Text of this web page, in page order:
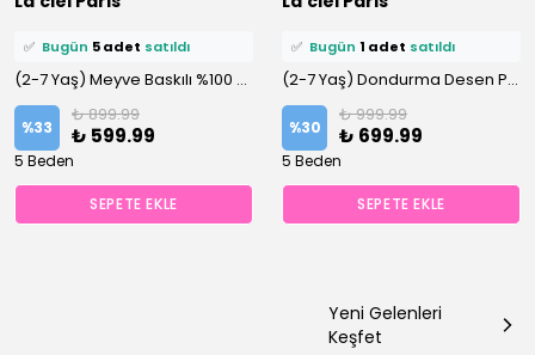
✅ Bugün 5 adet satıldı
(2-7 Yaş) Meyve Baskılı %100 Pamuklu Şortlu Altüst Takım
%33
₺ 899.99
₺ 599.99
5 Beden
SEPETE EKLE
✅ Bugün 1 adet satıldı
(2-7 Yaş) Dondurma Desen Pullu %100 Pamuklu Keten Şortlu Altüst Takım
%30
₺ 999.99
₺ 699.99
5 Beden
SEPETE EKLE
Yeni Gelenleri
Keşfet